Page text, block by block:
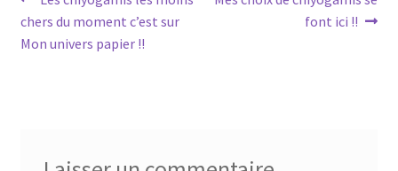
deprécédent :
chers du moment c’est sur
Mon univers papier !!
font ici !!